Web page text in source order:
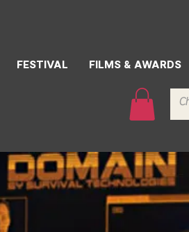
FESTIVAL FILMS & AWARDS